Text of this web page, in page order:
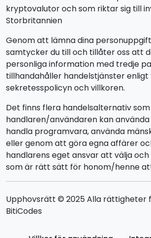
kryptovalutor och som riktar sig till
Storbritannien
Genom att lämna dina
samtycker du till och tillåter oss att
personliga information med tredje
tillhandahåller handelstjänster enligt
sekretesspolicyn och villkoren.
Det finns flera handelsalternativ som
handlaren/användaren kan
handla programvara, använda
eller genom att göra egna affärer
handlarens eget ansvar att välja
som är rätt sätt för honom/henne
Upphovsrätt © 2025 Alla rättigheter
BitiCodes